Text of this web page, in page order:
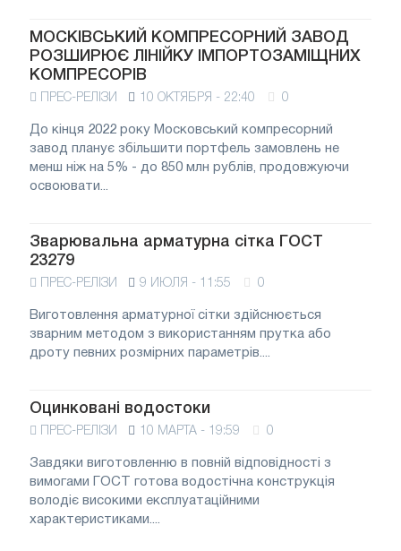
МОСКІВСЬКИЙ КОМПРЕСОРНИЙ ЗАВОД
РОЗШИРЮЄ ЛІНІЙКУ ІМПОРТОЗАМІЩНИХ
КОМПРЕСОРІВ
ПРЕС-РЕЛІЗИ 10 ОКТЯБРЯ - 22:40 0
До кінця 2022 року Московський компресорний
завод планує збільшити портфель замовлень не
менш ніж на 5% - до 850 млн рублів, продовжуючи
освоювати...
Зварювальна арматурна сітка ГОСТ
23279
ПРЕС-РЕЛІЗИ 9 ИЮЛЯ - 11:55 0
Виготовлення арматурної сітки здійснюється
зварним методом з використанням прутка або
дроту певних розмірних параметрів....
Оцинковані водостоки
ПРЕС-РЕЛІЗИ 10 МАРТА - 19:59 0
Завдяки виготовленню в повній відповідності з
вимогами ГОСТ готова водостічна конструкція
володіє високими експлуатаційними
характеристиками....